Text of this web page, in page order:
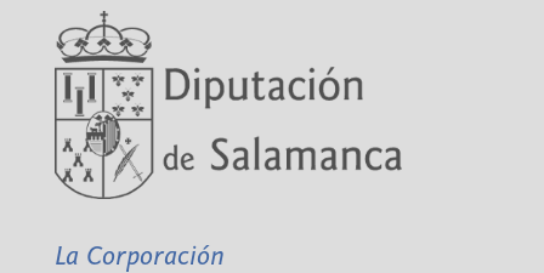
La Corporación